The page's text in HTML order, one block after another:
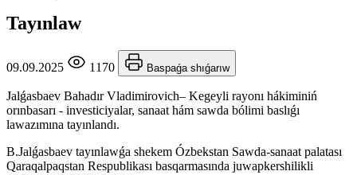
Tayınlaw
09.09.2025 1170 Baspaǵa shıǵarıw
Jalǵasbaev Bahadır Vladimirovich– Kegeyli rayonı hákiminiń
orınbasarı - investiciyalar, sanaat hám sawda bólimi baslıǵı
lawazımına tayınlandı.
B.Jalǵasbaev tayınlawǵa shekem Ózbekstan Sawda-sanaat palatası
Qaraqalpaqstan Respublikası basqarmasında juwapkershilikli